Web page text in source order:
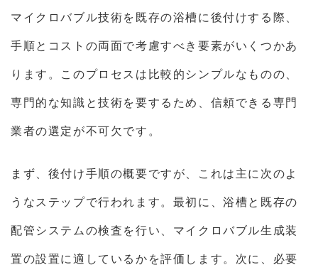
マイクロバブル技術を既存の浴槽に後付けする際、
手順とコストの両面で考慮すべき要素がいくつかあ
ります。このプロセスは比較的シンプルなものの、
専門的な知識と技術を要するため、信頼できる専門
業者の選定が不可欠です。
まず、後付け手順の概要ですが、これは主に次のよ
うなステップで行われます。最初に、浴槽と既存の
配管システムの検査を行い、マイクロバブル生成装
置の設置に適しているかを評価します。次に、必要